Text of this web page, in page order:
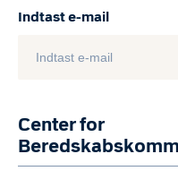
Indtast e-mail
Center for